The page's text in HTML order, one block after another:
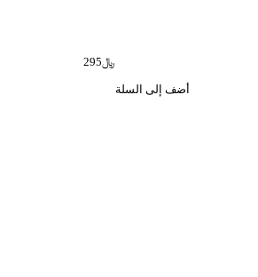
﷼295
أضف إلى السلة